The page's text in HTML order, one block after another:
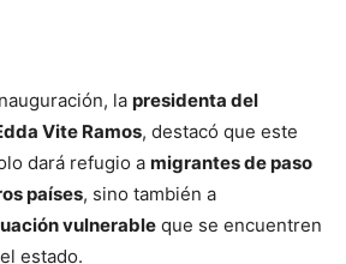
la presidenta del
Vite Ramos, destacó que este
dará refugio a migrantes de paso
países, sino también a
vulnerable que se encuentren
estado.